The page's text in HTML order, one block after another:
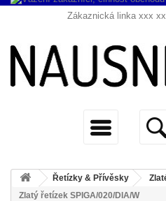
Zákaznická linka xxx
Řetízky & Přívěsky
Zlatý řetízek SPIGA/020/DIA/W